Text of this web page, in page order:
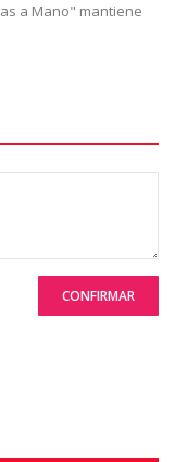
a Mano" mantiene
CONFIRMAR